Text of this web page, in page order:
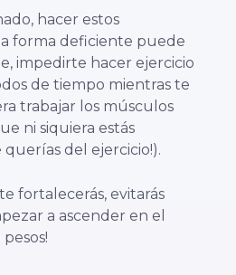
hacer estos
forma deficiente puede
impedirte hacer ejercicio
de tiempo mientras te
trabajar los músculos
ni siquiera estás
del ejercicio!).
fortalecerás, evitarás
a ascender en el